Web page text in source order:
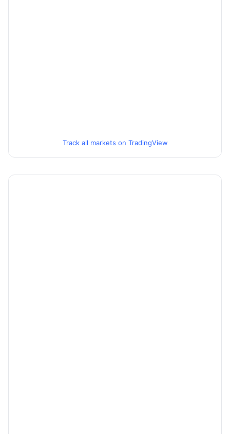
Track all markets on TradingView